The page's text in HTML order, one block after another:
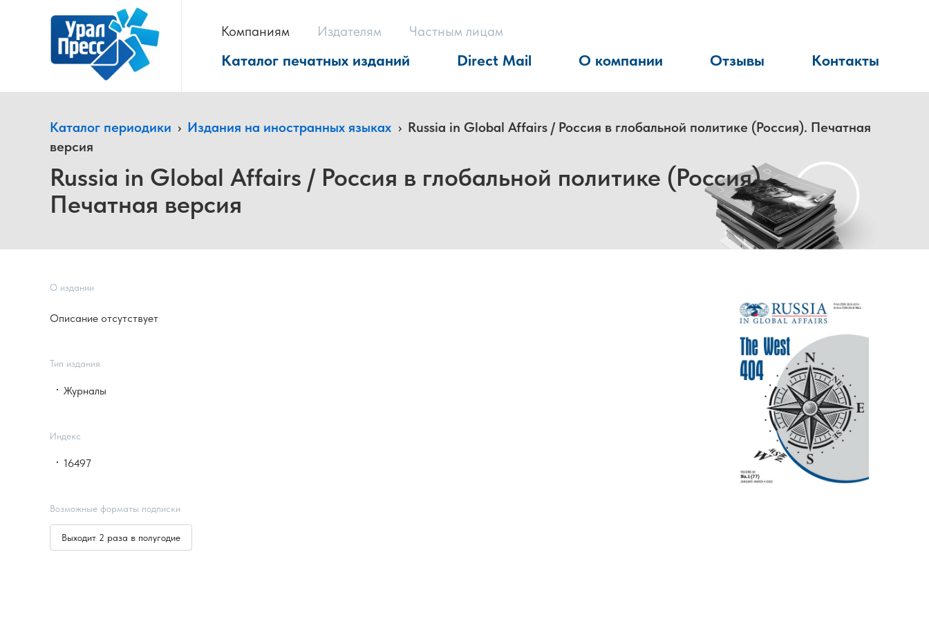
Компаниям Издателям Частным лицам
Каталог печатных изданий Direct Mail О компании Отзывы Контакты
Каталог периодики › Издания на иностранных языках › Russia in Global Affairs / Россия в глобальной политике (Россия). Печатная
версия
Russia in Global Affairs / Россия в глобальной политике (Россия).
Печатная версия
О издании
Описание отсутствует
Тип издания
Журналы
Индекс
16497
Возможные форматы подписки
Выходит 2 раза в полугодие